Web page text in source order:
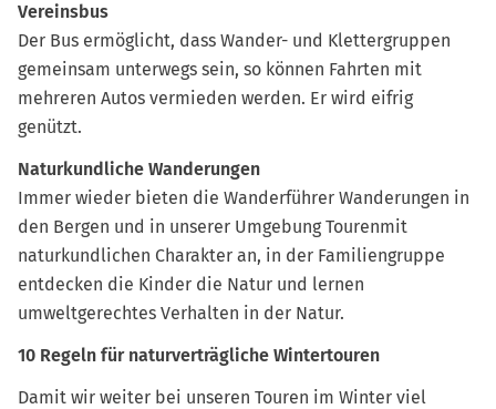
Vereinsbus
Der Bus ermöglicht, dass Wander- und Klettergruppen
gemeinsam unterwegs sein, so können Fahrten mit
mehreren Autos vermieden werden. Er wird eifrig
genützt.
Naturkundliche Wanderungen
Immer wieder bieten die Wanderführer Wanderungen in
den Bergen und in unserer Umgebung Tourenmit
naturkundlichen Charakter an, in der Familiengruppe
entdecken die Kinder die Natur und lernen
umweltgerechtes Verhalten in der Natur.
10 Regeln für naturverträgliche Wintertouren
Damit wir weiter bei unseren Touren im Winter viel